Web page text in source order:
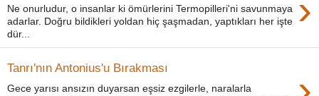
›
Ne onurludur, o insanlar ki ömürlerini Termopilleri'ni savunmaya
adarlar. Doğru bildikleri yoldan hiç şaşmadan, yaptıkları her işte
dür...
Tanrı'nın Antonius'u Bırakması
Gece yarısı ansızın duyarsan eşsiz ezgilerle, naralarla